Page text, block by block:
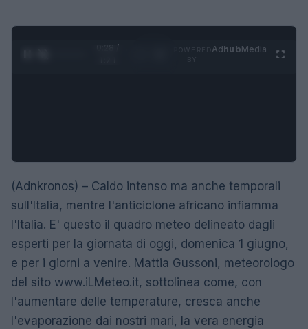
0:29 /
AdhubMedia
(Adnkronos) – Caldo intenso ma anche temporali
sull'Italia, mentre l'anticiclone africano infiamma
l'Italia. E' questo il quadro meteo delineato dagli
esperti per la giornata di oggi, domenica 1 giugno,
e per i giorni a venire. Mattia Gussoni, meteorologo
del sito www.iLMeteo.it, sottolinea come, con
l'aumentare delle temperature, cresca anche
l'evaporazione dai nostri mari, la vera energia